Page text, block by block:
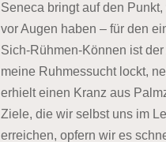
Seneca bringt auf den
vor Augen haben – für den
Sich-Rühmen-Können ist
meine Ruhmessucht lockt,
erhielt einen Kranz aus
Ziele, die wir selbst uns im
erreichen, opfern wir es